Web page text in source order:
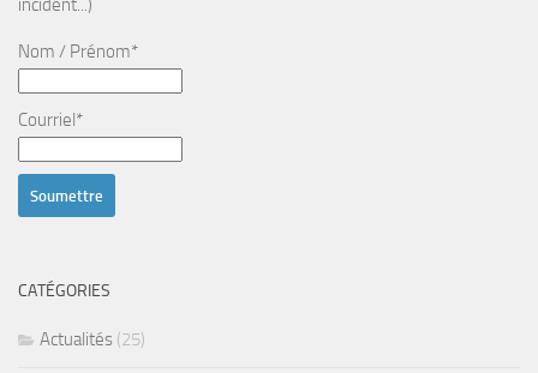
incident...)
Nom / Prénom*
Courriel*
CATÉGORIES
Actualités (25)